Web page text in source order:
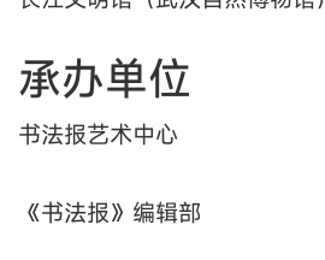
承办单位
书法报艺术中心
《书法报》编辑部